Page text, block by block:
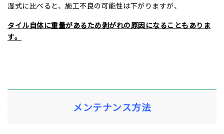
湿式に比べると、施工不良の可能性は下がりますが、
タイル自体に重量があるため剥がれの原因になることもありま
す。
メンテナンス方法